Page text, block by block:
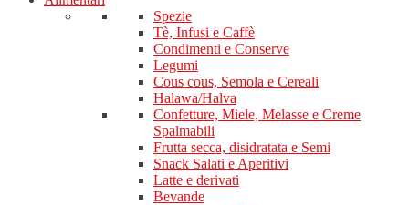
Spezie
Tè, Infusi e Caffè
Condimenti e Conserve
Legumi
Cous cous, Semola e Cereali
Halawa/Halva
Confetture, Miele, Melasse e Creme
Spalmabili
Frutta secca, disidratata e Semi
Snack Salati e Aperitivi
Latte e derivati
Bevande